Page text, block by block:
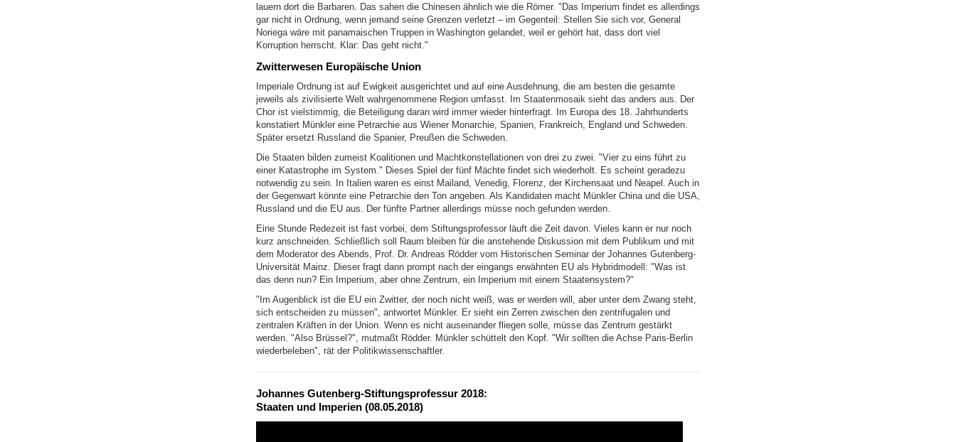
lauern dort die Barbaren. Das sahen die Chinesen ähnlich wie die Römer. "Das Imperium findet es allerdings
gar nicht in Ordnung, wenn jemand seine Grenzen verletzt – im Gegenteil: Stellen Sie sich vor, General
Noriega wäre mit panamaischen Truppen in Washington gelandet, weil er gehört hat, dass dort viel
Korruption herrscht. Klar: Das geht nicht."
Zwitterwesen Europäische Union
Imperiale Ordnung ist auf Ewigkeit ausgerichtet und auf eine Ausdehnung, die am besten die gesamte
jeweils als zivilisierte Welt wahrgenommene Region umfasst. Im Staatenmosaik sieht das anders aus. Der
Chor ist vielstimmig, die Beteiligung daran wird immer wieder hinterfragt. Im Europa des 18. Jahrhunderts
konstatiert Münkler eine Petrarchie aus Wiener Monarchie, Spanien, Frankreich, England und Schweden.
Später ersetzt Russland die Spanier, Preußen die Schweden.
Die Staaten bilden zumeist Koalitionen und Machtkonstellationen von drei zu zwei. "Vier zu eins führt zu
einer Katastrophe im System." Dieses Spiel der fünf Mächte findet sich wiederholt. Es scheint geradezu
notwendig zu sein. In Italien waren es einst Mailand, Venedig, Florenz, der Kirchensaat und Neapel. Auch in
der Gegenwart könnte eine Petrarchie den Ton angeben. Als Kandidaten macht Münkler China und die USA,
Russland und die EU aus. Der fünfte Partner allerdings müsse noch gefunden werden.
Eine Stunde Redezeit ist fast vorbei, dem Stiftungsprofessor läuft die Zeit davon. Vieles kann er nur noch
kurz anschneiden. Schließlich soll Raum bleiben für die anstehende Diskussion mit dem Publikum und mit
dem Moderator des Abends, Prof. Dr. Andreas Rödder vom Historischen Seminar der Johannes Gutenberg-
Universität Mainz. Dieser fragt dann prompt nach der eingangs erwähnten EU als Hybridmodell: "Was ist
das denn nun? Ein Imperium, aber ohne Zentrum, ein Imperium mit einem Staatensystem?"
"Im Augenblick ist die EU ein Zwitter, der noch nicht weiß, was er werden will, aber unter dem Zwang steht,
sich entscheiden zu müssen", antwortet Münkler. Er sieht ein Zerren zwischen den zentrifugalen und
zentralen Kräften in der Union. Wenn es nicht auseinander fliegen solle, müsse das Zentrum gestärkt
werden. "Also Brüssel?", mutmaßt Rödder. Münkler schüttelt den Kopf. "Wir sollten die Achse Paris-Berlin
wiederbeleben", rät der Politikwissenschaftler.
Johannes Gutenberg-Stiftungsprofessur 2018:
Staaten und Imperien (08.05.2018)